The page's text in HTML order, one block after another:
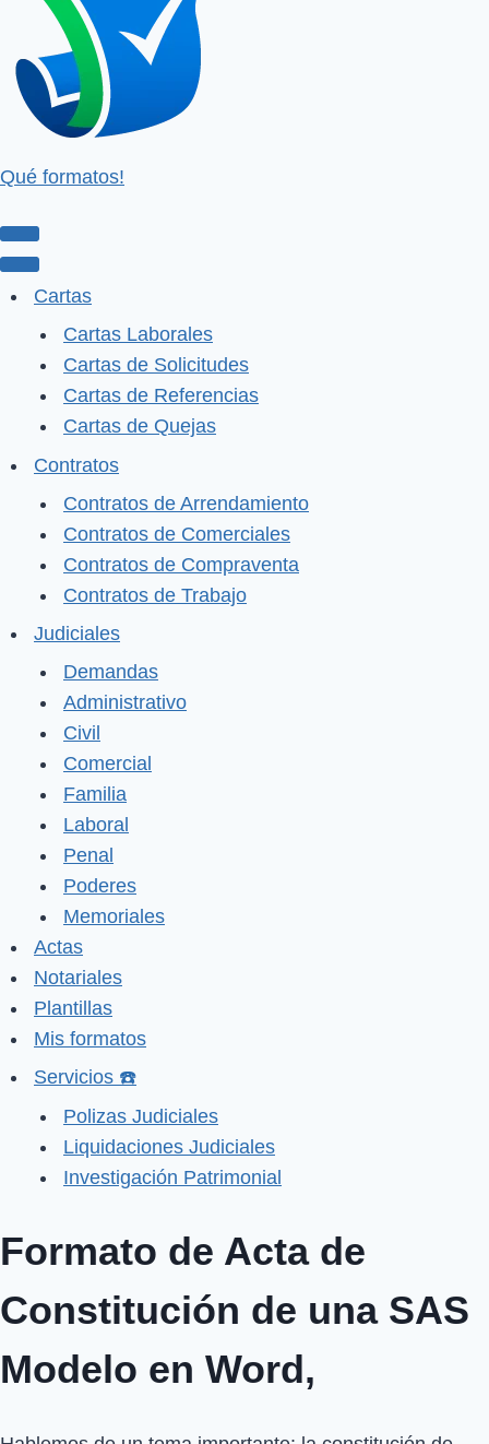
Qué formatos!
Menú
de
navegación
Menú
de
navegación
Cartas
Cartas Laborales
Cartas de Solicitudes
Cartas de Referencias
Cartas de Quejas
Contratos
Contratos de Arrendamiento
Contratos de Comerciales
Contratos de Compraventa
Contratos de Trabajo
Judiciales
Demandas
Administrativo
Civil
Comercial
Familia
Laboral
Penal
Poderes
Memoriales
Actas
Notariales
Plantillas
Mis formatos
Servicios ☎️
Polizas Judiciales
Liquidaciones Judiciales
Investigación Patrimonial
Formato de Acta de
Constitución de una SAS
Modelo en Word,